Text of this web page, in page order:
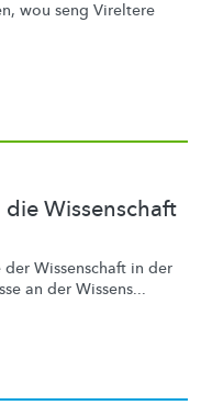
wou seng Vireltere
Wissenschaft
Wissenschaft in der
an der Wissens...